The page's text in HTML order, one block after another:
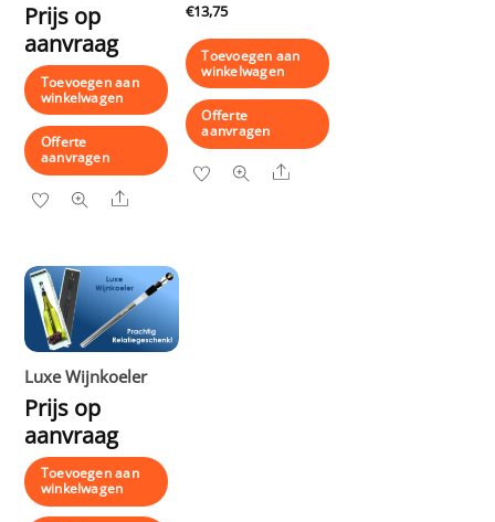
Prijs op
aanvraag
Toevoegen aan
winkelwagen
Offerte
aanvragen
Share
€13,75
Toevoegen aan
winkelwagen
Offerte
aanvragen
Share
Luxe Wijnkoeler
Prijs op
aanvraag
Toevoegen aan
winkelwagen